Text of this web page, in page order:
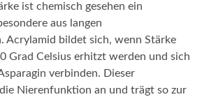
ist chemisch gesehen ein
aus langen
Acrylamid bildet sich, wenn Stärke
Grad Celsius erhitzt werden und sich
verbinden. Dieser
Nierenfunktion an und trägt so zur